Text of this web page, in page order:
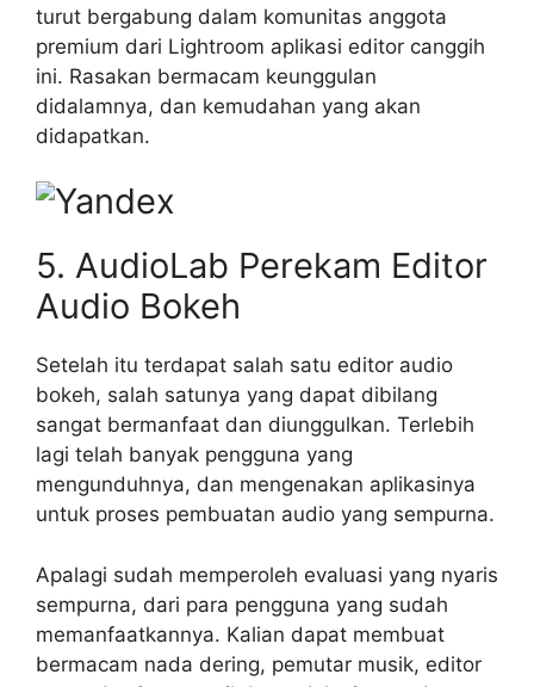
turut bergabung dalam komunitas anggota
premium dari Lightroom aplikasi editor canggih
ini. Rasakan bermacam keunggulan
didalamnya, dan kemudahan yang akan
didapatkan.
5. AudioLab Perekam Editor
Audio Bokeh
Setelah itu terdapat salah satu editor audio
bokeh, salah satunya yang dapat dibilang
sangat bermanfaat dan diunggulkan. Terlebih
lagi telah banyak pengguna yang
mengunduhnya, dan mengenakan aplikasinya
untuk proses pembuatan audio yang sempurna.
Apalagi sudah memperoleh evaluasi yang nyaris
sempurna, dari para pengguna yang sudah
memanfaatkannya. Kalian dapat membuat
bermacam nada dering, pemutar musik, editor